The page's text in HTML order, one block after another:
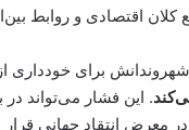
کلان اقتصادی و روابط
برای خودداری
. این فشار می‌تواند
معرض انتقاد جهانی قرار